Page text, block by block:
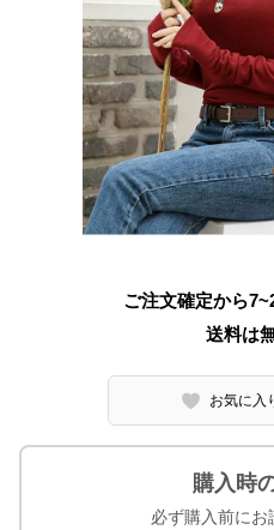
ご注文確定から
送料は
お気に入
購入時
必ず購入前にお